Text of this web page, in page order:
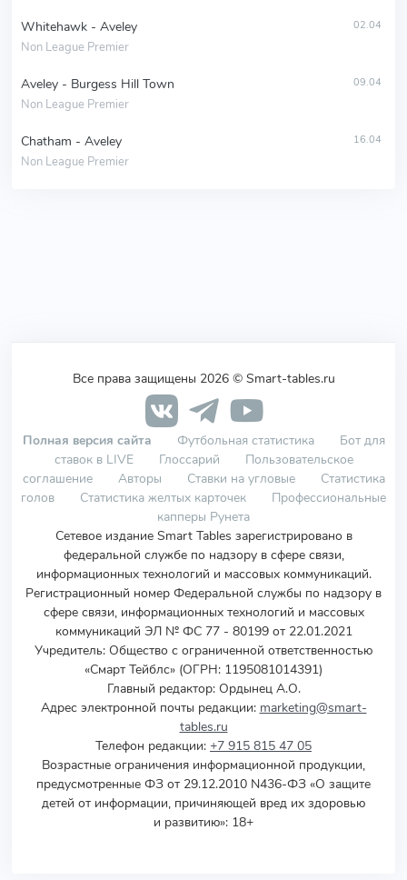
Whitehawk - Aveley
Non League Premier
02.04
Aveley - Burgess Hill Town
Non League Premier
09.04
Chatham - Aveley
Non League Premier
16.04
Все права защищены 2026 © Smart-tables.ru
Полная версия сайта Футбольная статистика
Бот для
ставок в LIVE
Глоссарий
Пользовательское
соглашение
Авторы Ставки на угловые
Статистика
голов
Статистика желтых карточек
Профессиональные
капперы Рунета
Сетевое издание Smart Tables зарегистрировано в
федеральной службе по надзору в сфере связи,
информационных технологий и массовых коммуникаций.
Регистрационный номер Федеральной службы по надзору в
сфере связи, информационных технологий и массовых
коммуникаций ЭЛ № ФС 77 - 80199 от 22.01.2021
Учредитель: Общество с ограниченной ответственностью
«Смарт Тейблс» (ОГРН: 1195081014391)
Главный редактор: Ордынец А.О.
Адрес электронной почты редакции: marketing@smart-
tables.ru
Телефон редакции: +7 915 815 47 05
Возрастные ограничения информационной продукции,
предусмотренные ФЗ от 29.12.2010 N436-ФЗ «О защите
детей от информации, причиняющей вред их здоровью
и развитию»: 18+